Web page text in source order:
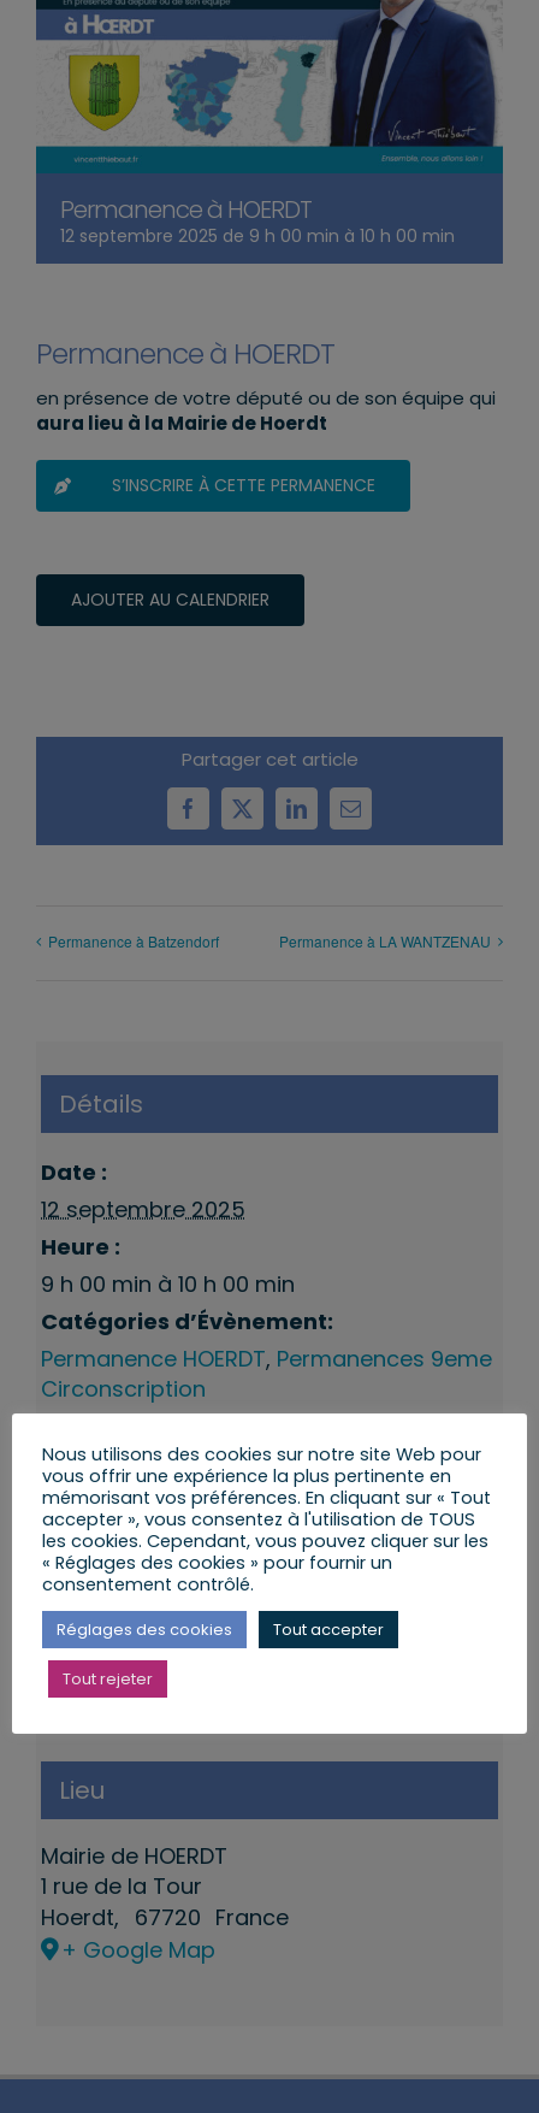
Permanence à HOERDT
12 septembre 2025 de 9 h 00 min à 10 h 00 min
Permanence à HOERDT
en présence de votre député ou de son équipe qui
aura lieu à la Mairie de Hoerdt
S’INSCRIRE À CETTE PERMANENCE
AJOUTER AU CALENDRIER
Partager cet article
Facebook
X LinkedInEmail
Permanence à Batzendorf Permanence à LA WANTZENAU
Détails
Date :
12 septembre 2025
Heure :
9 h 00 min à 10 h 00 min
Catégories d’Évènement:
Permanence HOERDT, Permanences 9eme
Circonscription
Lieu
Mairie de HOERDT
1 rue de la Tour
Hoerdt, 67720 France
+ Google Map
Nous utilisons des cookies sur notre site Web pour
vous offrir une expérience la plus pertinente en
mémorisant vos préférences. En cliquant sur « Tout
accepter », vous consentez à l'utilisation de TOUS
les cookies. Cependant, vous pouvez cliquer sur les
« Réglages des cookies » pour fournir un
consentement contrôlé.
Réglages des cookies Tout accepter
Tout rejeter